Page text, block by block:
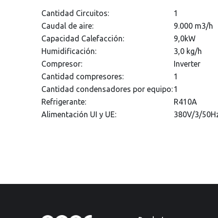
Cantidad Circuitos:
1
Caudal de aire:
9.000 m3/h
Capacidad Calefacción:
9,0kW
Humidificación:
3,0 kg/h
Compresor:
Inverter
Cantidad compresores:
1
Cantidad condensadores por equipo:1
Refrigerante:
R410A
Alimentación UI y UE:
380V/3/